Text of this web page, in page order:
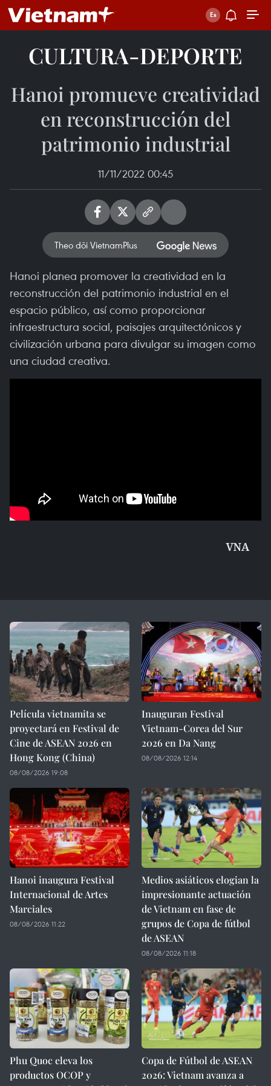
CULTURA-DEPORTE
Hanoi promueve creatividad
en reconstrucción del
patrimonio industrial
11/11/2022 00:45
Theo dõi VietnamPlus
Hanoi planea promover la creatividad en la
reconstrucción del patrimonio industrial en el
espacio público, así como proporcionar
infraestructura social, paisajes arquitectónicos y
civilización urbana para divulgar su imagen como
una ciudad creativa.
VNA
Película vietnamita se
proyectará en Festival de
Cine de ASEAN 2026 en
Hong Kong (China)
08/08/2026 19:08
Inauguran Festival
Vietnam-Corea del Sur
2026 en Da Nang
08/08/2026 12:14
Hanoi inaugura Festival
Internacional de Artes
Marciales
08/08/2026 11:22
Medios asiáticos elogian la
impresionante actuación
de Vietnam en fase de
grupos de Copa de fútbol
de ASEAN
08/08/2026 11:18
Phu Quoc eleva los
productos OCOP y
Copa de Fútbol de ASEAN
2026: Vietnam avanza a